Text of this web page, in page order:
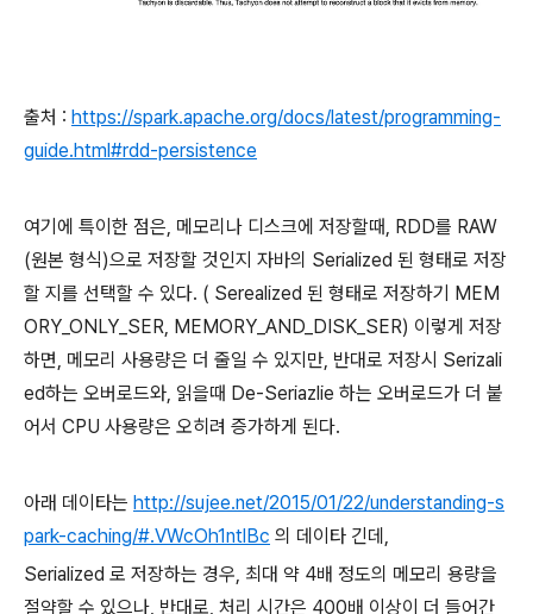
출처 : https://spark.apache.org/docs/latest/programming-
guide.html#rdd-persistence
여기에 특이한 점은, 메모리나 디스크에 저장할때, RDD를 RAW
(원본 형식)으로 저장할 것인지 자바의 Serialized 된 형태로 저장
할 지를 선택할 수 있다. ( Serealized 된 형태로 저장하기 MEM
ORY_ONLY_SER, MEMORY_AND_DISK_SER) 이렇게 저장
하면, 메모리 사용량은 더 줄일 수 있지만, 반대로 저장시 Serizali
ed하는 오버로드와, 읽을때 De-Seriazlie 하는 오버로드가 더 붙
어서 CPU 사용량은 오히려 증가하게 된다.
아래 데이타는 http://sujee.net/2015/01/22/understanding-s
park-caching/#.VWcOh1ntlBc 의 데이타 긴데,
Serialized 로 저장하는 경우, 최대 약 4배 정도의 메모리 용량을
절약할 수 있으나, 반대로, 처리 시간은 400배 이상이 더 들어간